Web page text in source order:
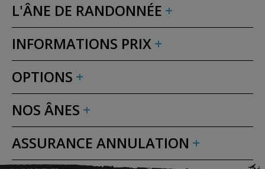
L'ÂNE DE RANDONNÉE
INFORMATIONS PRIX
OPTIONS
NOS ÂNES
ASSURANCE ANNULATION